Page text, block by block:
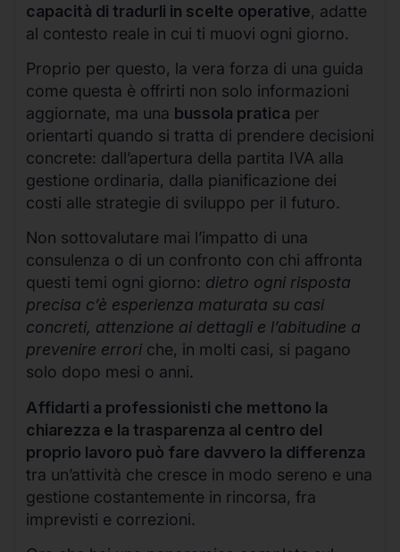
capacità di tradurli in scelte operative, adatte
al contesto reale in cui ti muovi ogni giorno.
Proprio per questo, la vera forza di una guida
come questa è offrirti non solo informazioni
aggiornate, ma una bussola pratica per
orientarti quando si tratta di prendere decisioni
concrete: dall’apertura della partita IVA alla
gestione ordinaria, dalla pianificazione dei
costi alle strategie di sviluppo per il futuro.
Non sottovalutare mai l’impatto di una
consulenza o di un confronto con chi affronta
questi temi ogni giorno: dietro ogni risposta
precisa c’è esperienza maturata su casi
concreti, attenzione ai dettagli e l’abitudine a
prevenire errori che, in molti casi, si pagano
solo dopo mesi o anni.
Affidarti a professionisti che mettono la
chiarezza e la trasparenza al centro del
proprio lavoro può fare davvero la differenza
tra un’attività che cresce in modo sereno e una
gestione costantemente in rincorsa, fra
imprevisti e correzioni.